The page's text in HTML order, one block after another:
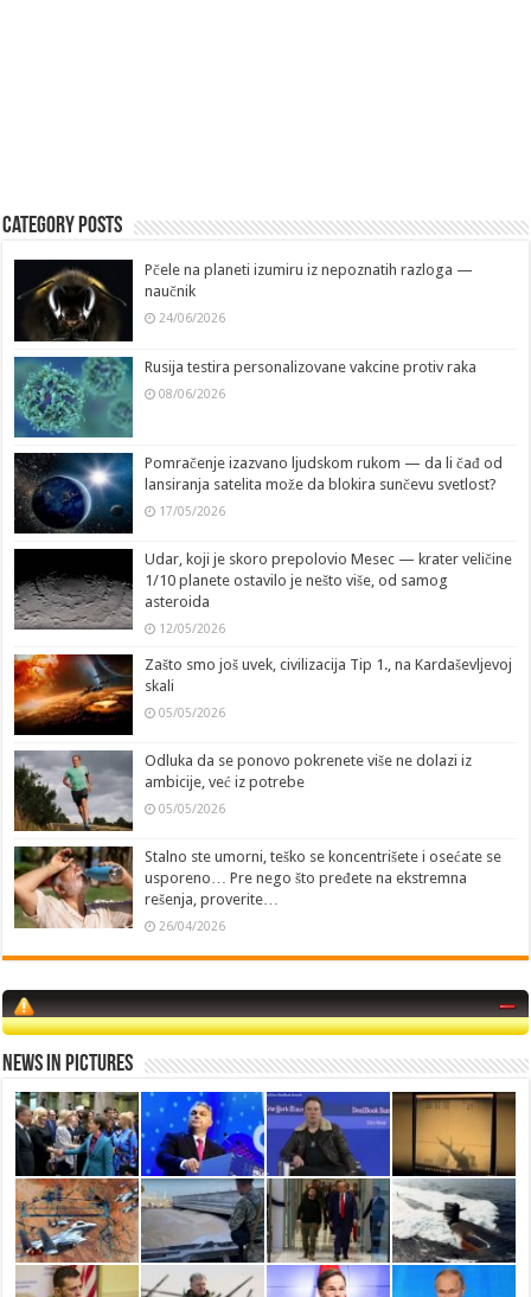
Category Posts
Pčele na planeti izumiru iz nepoznatih razloga —
naučnik
24/06/2026
Rusija testira personalizovane vakcine protiv raka
08/06/2026
Pomračenje izazvano ljudskom rukom — da li čađ od
lansiranja satelita može da blokira sunčevu svetlost?
17/05/2026
Udar, koji je skoro prepolovio Mesec — krater veličine
1/10 planete ostavilo je nešto više, od samog
asteroida
12/05/2026
Zašto smo još uvek, civilizacija Tip 1., na Kardaševljevoj
skali
05/05/2026
Odluka da se ponovo pokrenete više ne dolazi iz
ambicije, već iz potrebe
05/05/2026
Stalno ste umorni, teško se koncentrišete i osećate se
usporeno… Pre nego što pređete na ekstremna
rešenja, proverite…
26/04/2026
News in Pictures